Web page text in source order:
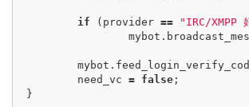
if ( provider == "IRC/XMPP
mybot .
mybot .
need_vc = false;
}